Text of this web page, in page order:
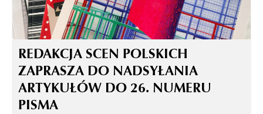
REDAKCJA SCEN POLSKICH
ZAPRASZA DO NADSYŁANIA
ARTYKUŁÓW DO 26. NUMERU
PISMA